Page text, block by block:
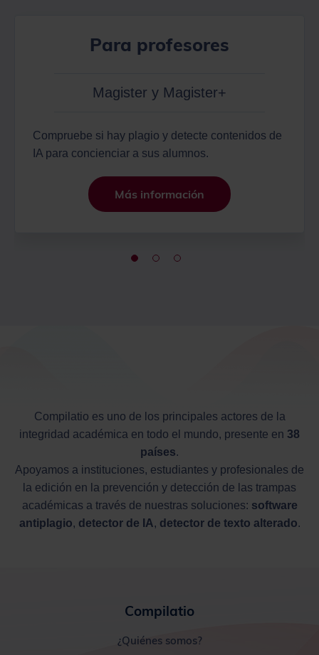
Para profesores
Magister y Magister+
Compruebe si hay plagio y detecte contenidos de
IA para concienciar a sus alumnos.
Más información
Compilatio es uno de los principales actores de la
integridad académica en todo el mundo, presente en 38
países.
Apoyamos a instituciones, estudiantes y profesionales de
la edición en la prevención y detección de las trampas
académicas a través de nuestras soluciones: software
antiplagio, detector de IA, detector de texto alterado.
Compilatio
¿Quiénes somos?